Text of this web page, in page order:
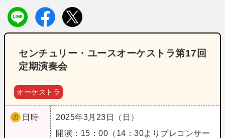
センチュリー・ユースオーケストラ第17回
定期演奏会
オーケストラ
日時
2025年3月23日（日）
開演：15：00（14：30よりプレコンサー